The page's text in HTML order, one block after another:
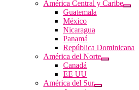
América Central y Caribe
Guatemala
México
Nicaragua
Panamá
República Dominicana
América del Norte
Canadá
EE UU
América del Sur